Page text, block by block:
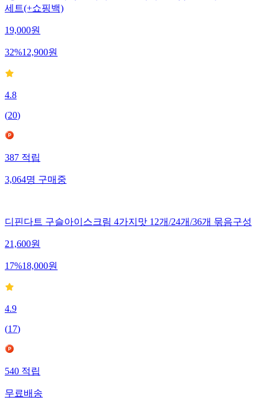
세트(+쇼핑백)
19,000원
32%12,900원
4.8
(20)
387적립
3,064명구매중
디핀다트 구슬아이스크림 4가지맛 12개/24개/36개 묶음구성
21,600원
17%18,000원
4.9
(17)
540적립
무료배송